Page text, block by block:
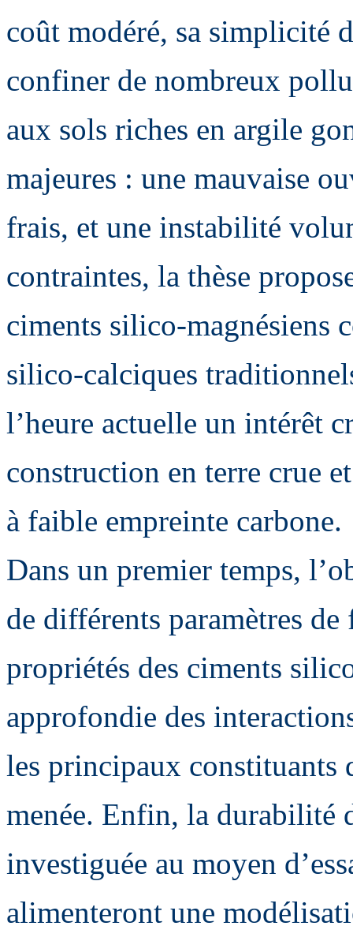
coût modéré, sa simplicité
confiner de nombreux
aux sols riches en argile
majeures : une mauvaise
frais, et une instabilité
contraintes, la thèse
ciments silico-magnésiens
silico-calciques
l’heure actuelle un intérêt
construction en terre crue
à faible empreinte carbone.
Dans un premier temps,
de différents paramètres
propriétés des ciments
approfondie des
les principaux constituants
menée. Enfin, la durabilité
investiguée au moyen
alimenteront une